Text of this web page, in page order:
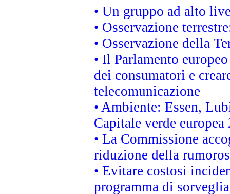
• Un gruppo ad alto
• Osservazione
• Osservazione della
• Il Parlamento
dei consumatori e
telecomunicazione
• Ambiente: Essen,
Capitale verde europea
• La Commissione
riduzione della
• Evitare costosi
programma di